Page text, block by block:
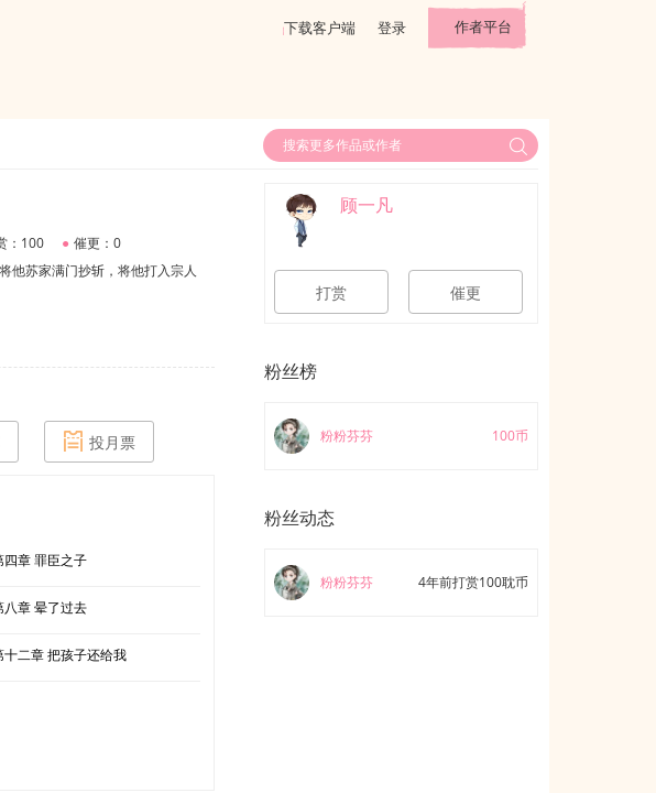
下载客户端 登录 作者平台
：100 ● 催更：0
他苏家满门抄斩，将他打入宗人
投月票
四章 罪臣之子
八章 晕了过去
十二章 把孩子还给我
顾一凡
打赏 催更
粉丝榜
粉粉芬芬 100币
粉丝动态
粉粉芬芬 4年前打赏100耽币